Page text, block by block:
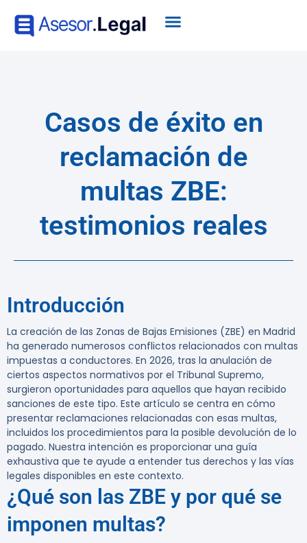
Casos de éxito en
reclamación de
multas ZBE:
testimonios reales
Introducción
La creación de las Zonas de Bajas Emisiones (ZBE) en Madrid
ha generado numerosos conflictos relacionados con multas
impuestas a conductores. En 2026, tras la anulación de
ciertos aspectos normativos por el Tribunal Supremo,
surgieron oportunidades para aquellos que hayan recibido
sanciones de este tipo. Este artículo se centra en cómo
presentar reclamaciones relacionadas con esas multas,
incluidos los procedimientos para la posible devolución de lo
pagado. Nuestra intención es proporcionar una guía
exhaustiva que te ayude a entender tus derechos y las vías
legales disponibles en este contexto.
¿Qué son las ZBE y por qué se
imponen multas?